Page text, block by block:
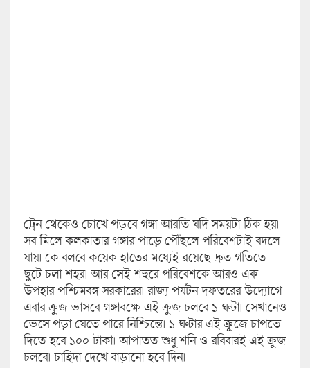
ট্রেন থেকেও চোখে পড়বে গঙ্গা আরতি যদি সময়টা ঠিক হয়।
সব মিলে কলকাতার গঙ্গার পাড়ে পৌঁছলে পরিবেশটাই বদলে
যায়। কে বলবে কয়েক হাতের মধ্যেই রয়েছে দ্রুত গতিতে
ছুটে চলা শহর। আর সেই শহুরে পরিবেশকে আরও এক
উপহার পশ্চিমবঙ্গ সরকারের। রাজ্য পর্যটন দফতরের উদ্যোগে
এবার ক্রুজ ভাসবে গঙ্গাবক্ষে এই ক্রুজ চলবে ১ ঘণ্টা। সেখানেও
ভেসে পড়া যেতে পারে নিশ্চিন্তে। ১ ঘণ্টার এই ক্রুজে চাপতে
দিতে হবে ১০০ টাকা। আপাতত শুধু শনি ও রবিবারই এই ক্রুজ
চলবে। চাহিদা দেখে বাড়ানো হবে দিন।